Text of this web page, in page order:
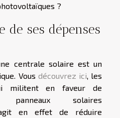
?
de ses dépenses
centrale solaire est un
Vous découvrez ici , les
militent en faveur de
panneaux solaires
en effet de réduire